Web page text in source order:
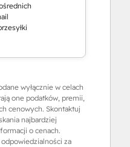
wyłącznie w celach
one podatków, premii,
cenowych. Skontaktuj
najbardziej
o cenach.
za